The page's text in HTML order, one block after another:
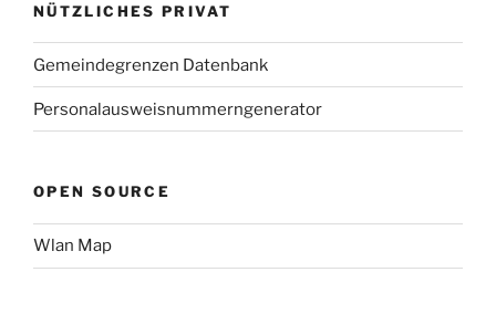
NÜTZLICHES PRIVAT
Gemeindegrenzen Datenbank
Personalausweisnummerngenerator
OPEN SOURCE
Wlan Map